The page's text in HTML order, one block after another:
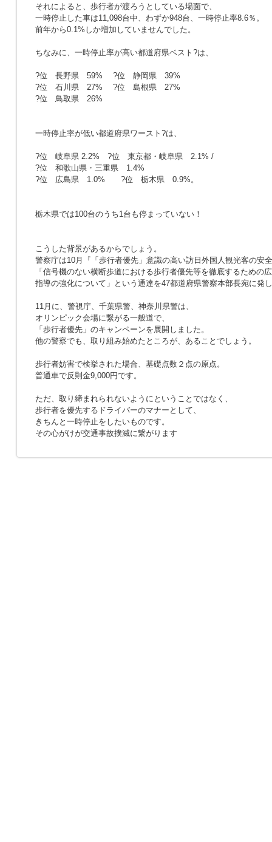
それによると、歩行者が渡ろうとしている場面で、
一時停止した車は11,098台中、わずか948台、一時停止率8.6％。
前年から0.1%しか増加していませんでした。
ちなみに、一時停止率が高い都道府県ベスト?は、
?位 長野県 59% ?位 静岡県 39%
?位 石川県 27% ?位 島根県 27%
?位 鳥取県 26%
一時停止率が低い都道府県ワースト?は、
?位 岐阜県 2.2% ?位 東京都・岐阜県 2.1% /
?位 和歌山県・三重県 1.4%
?位 広島県 1.0% ?位 栃木県 0.9%。
栃木県では100台のうち1台も停まっていない！
こうした背景があるからでしょう。
警察庁は10月『「歩行者優先」意識の高い訪日外国人観光客の安
「信号機のない横断歩道における歩行者優先等を徹底するための
指導の強化について」という通達を47都道府県警察本部長宛に発
11月に、警視庁、千葉県警、神奈川県警は、
オリンピック会場に繋がる一般道で、
「歩行者優先」のキャンペーンを展開しました。
他の警察でも、取り組み始めたところが、あることでしょう。
歩行者妨害で検挙された場合、基礎点数２点の原点。
普通車で反則金9,000円です。
ただ、取り締まれられないようにということではなく、
歩行者を優先するドライバーのマナーとして、
きちんと一時停止をしたいものです。
その心がけが交通事故撲滅に繋がります